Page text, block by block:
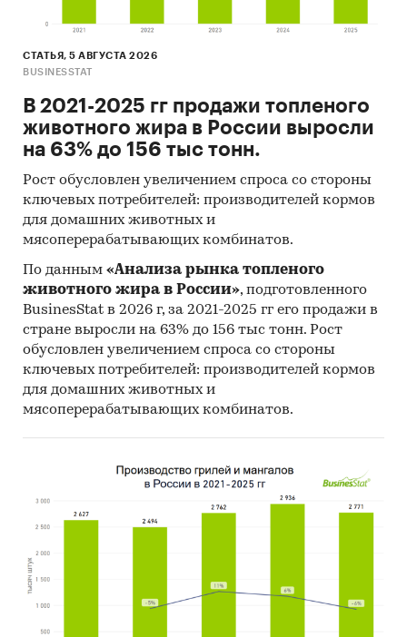
СТАТЬЯ, 5 АВГУСТА 2026
BUSINESSTAT
В 2021-2025 гг продажи топленого
животного жира в России выросли
на 63% до 156 тыс тонн.
Рост обусловлен увеличением спроса со стороны
ключевых потребителей: производителей кормов
для домашних животных и
мясоперерабатывающих комбинатов.
По данным «Анализа рынка топленого
животного жира в России», подготовленного
BusinesStat в 2026 г, за 2021-2025 гг его продажи в
стране выросли на 63% до 156 тыс тонн. Рост
обусловлен увеличением спроса со стороны
ключевых потребителей: производителей кормов
для домашних животных и
мясоперерабатывающих комбинатов.